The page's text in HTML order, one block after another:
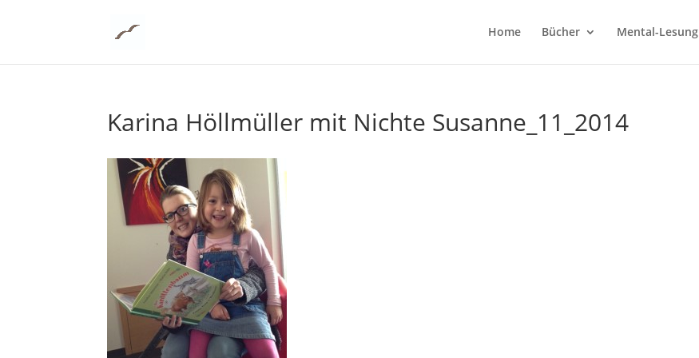
Home Bücher Mental-Lesung
Karina Höllmüller mit Nichte Susanne_11_2014